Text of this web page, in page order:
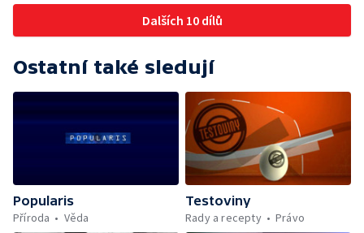
Dalších 10 dílů
Ostatní také sledují
Popularis
Příroda
Věda
Testoviny
Rady a recepty
Právo